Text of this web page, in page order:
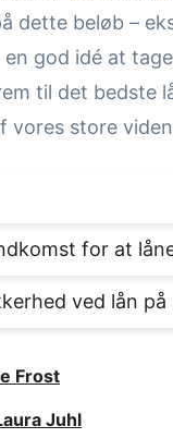
dette beløb –
god idé at
til det bedste
vores store
for at
ved lån på
Frost
Juhl